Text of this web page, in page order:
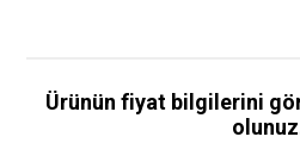
Ürünün fiyat bilgilerini